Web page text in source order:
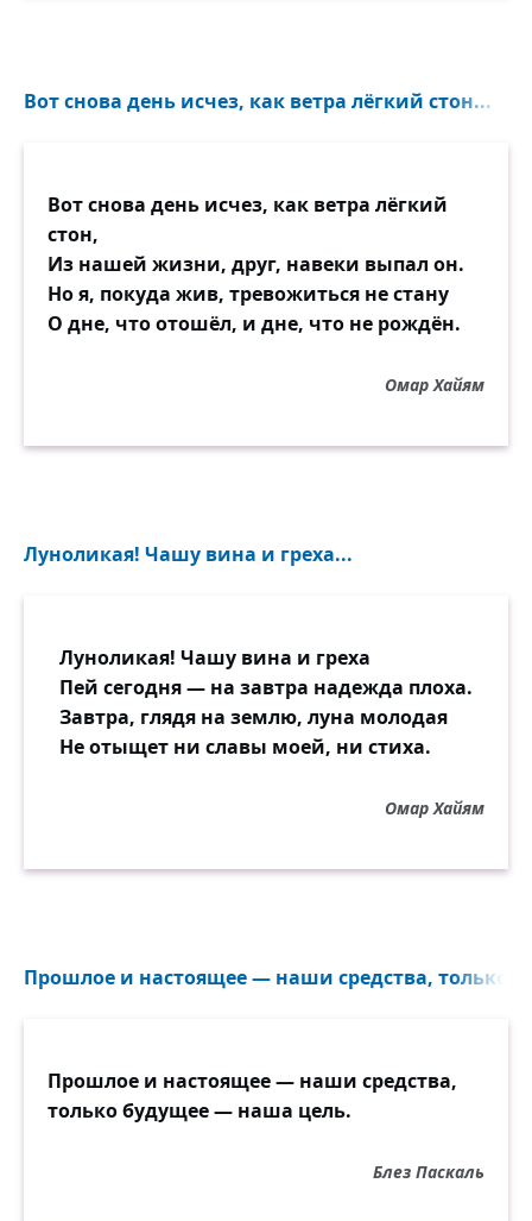
Вот снова день исчез, как ветра лёгкий стон...
Вот снова день исчез, как ветра лёгкий
стон,
Из нашей жизни, друг, навеки выпал он.
Но я, покуда жив, тревожиться не стану
О дне, что отошёл, и дне, что не рождён.
Омар Хайям
Луноликая! Чашу вина и греха...
Луноликая! Чашу вина и греха
Пей сегодня — на завтра надежда плоха.
Завтра, глядя на землю, луна молодая
Не отыщет ни славы моей, ни стиха.
Омар Хайям
Прошлое и настоящее — наши средства, только
Прошлое и настоящее — наши средства,
только будущее — наша цель.
Блез Паскаль